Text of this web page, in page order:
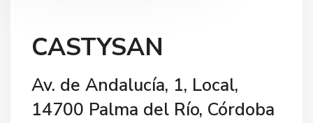
CASTYSAN
Av. de Andalucía, 1, Local,
14700 Palma del Río, Córdoba